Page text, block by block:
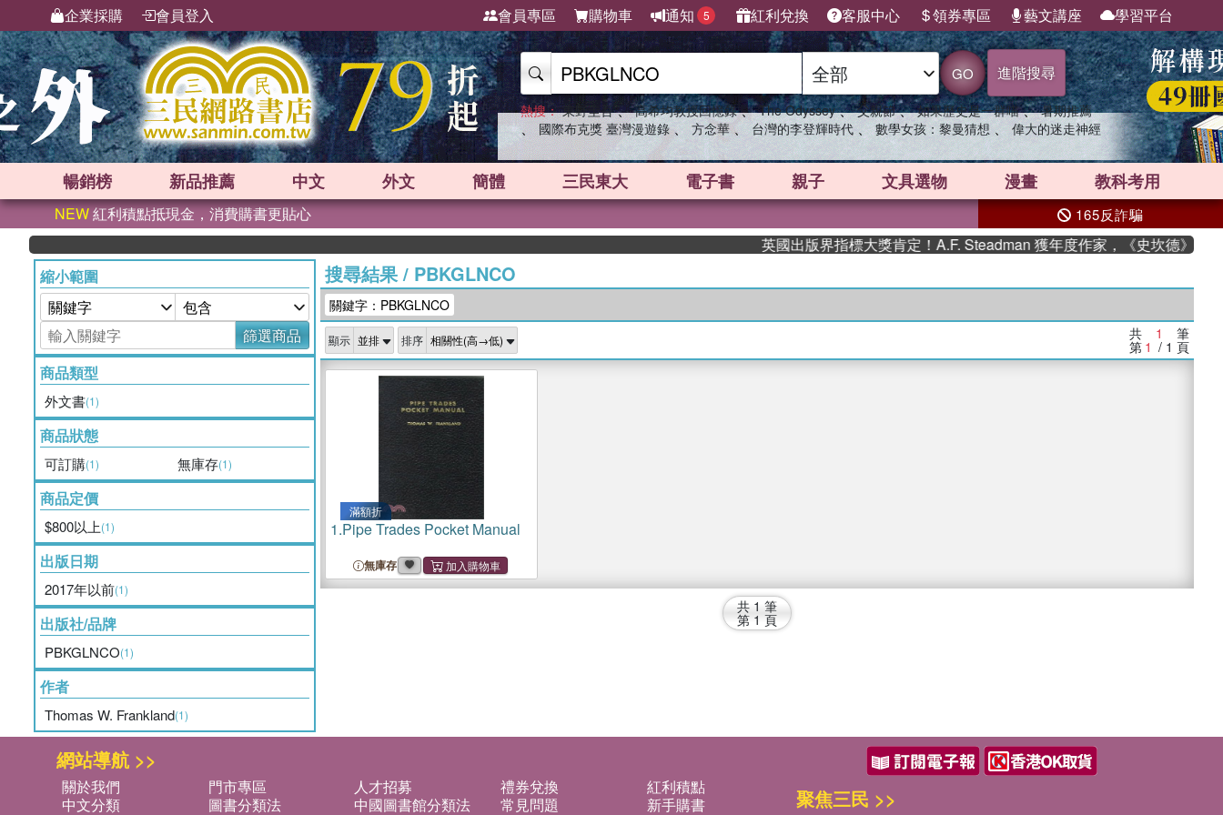
企業採購 會員登入 會員專區 購物車 通知 5 紅利兌換 客服中心 領券專區 藝文講座 學習平台
GO 進階搜尋
熱搜： 東野圭吾 、 高希均教授回憶錄 、 The Odyssey 、 父親節 、 如果歷史是一群喵 、 暑期推薦
、 國際布克獎 臺灣漫遊錄 、 方念華 、 台灣的李登輝時代 、 數學女孩：黎曼猜想 、 偉大的迷走神經
暢銷榜 新品推薦 中文 外文 簡體 三民東大 電子書 親子 文具選物 漫畫 教科考用
NEW紅利積點抵現金，消費購書更貼心 165反詐騙
英國出版界指標大獎肯定！A.F. Steadman 獲年度作家，《史坎德》系列
縮小範圍
篩選商品
商品類型
外文書(1)
商品狀態
可訂購(1) 無庫存(1)
商品定價
$800以上(1)
出版日期
2017年以前(1)
出版社/品牌
PBKGLNCO(1)
作者
Thomas W. Frankland(1)
搜尋結果/ PBKGLNCO
關鍵字：PBKGLNCO
顯示 排序 共 1 筆
第 1 / 1 頁
滿額折
1.Pipe Trades Pocket Manual
無庫存
共 1 筆
第 1 頁
網站導航 >>
關於我們 門市專區 人才招募 禮券兌換
紅利積點
中文分類
圖書分類法 中國圖書館分類法 常見問題
新手購書
聚焦三民 >>